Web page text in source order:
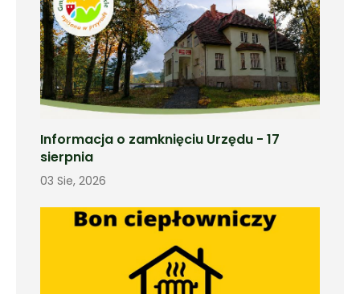
Informacja o zamknięciu Urzędu - 17
sierpnia
03 Sie, 2026